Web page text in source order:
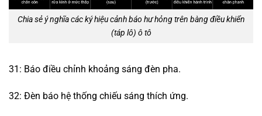
Chia sẻ ý nghĩa các ký hiệu cảnh báo hư hỏng trên bàng điều khiển
(táp lô) ô tô
31: Báo điều chỉnh khoảng sáng đèn pha.
32: Đèn báo hệ thống chiếu sáng thích ứng.